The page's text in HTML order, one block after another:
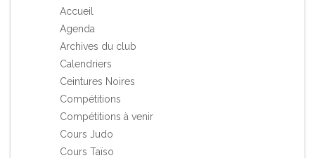
Accueil
Agenda
Archives du club
Calendriers
Ceintures Noires
Compétitions
Compétitions à venir
Cours Judo
Cours Taïso